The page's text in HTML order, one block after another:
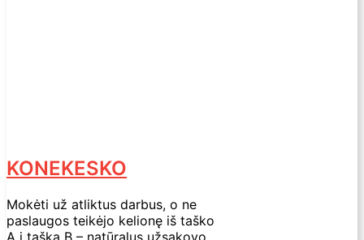
KONEKESKO
Mokėti už atliktus darbus, o ne
paslaugos teikėjo kelionę iš taško
A į tašką B – natūralus užsakovo